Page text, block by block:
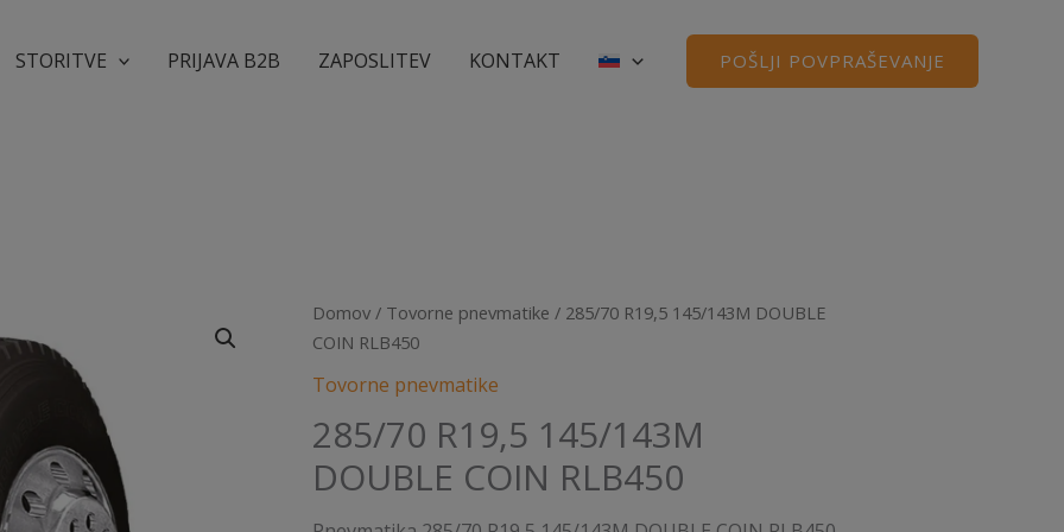
STORITVE PRIJAVA B2B ZAPOSLITEV KONTAKT POŠLJI POVPRAŠEVANJE
Domov / Tovorne pnevmatike / 285/70 R19,5 145/143M DOUBLE
COIN RLB450
Tovorne pnevmatike
285/70 R19,5 145/143M
DOUBLE COIN RLB450